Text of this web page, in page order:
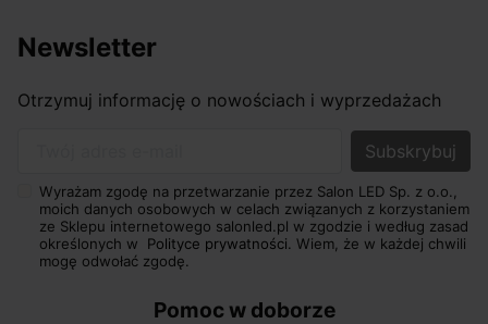
Newsletter
Otrzymuj informację o nowościach i wyprzedażach
Wyrażam zgodę na przetwarzanie przez Salon LED Sp. z o.o.,
moich danych osobowych w celach związanych z korzystaniem
ze Sklepu internetowego salonled.pl w zgodzie i według zasad
określonych w Polityce prywatności. Wiem, że w każdej chwili
mogę odwołać zgodę.
Pomoc w doborze